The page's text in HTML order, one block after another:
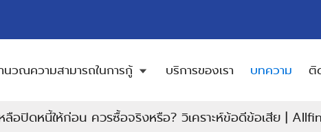
นวณความสามารถในการกู้ บริการของเรา บทความ ติ
ลือปิดหนี้ให้ก่อน ควรซื้อจริงหรือ? วิเคราะห์ข้อดีข้อเสีย |